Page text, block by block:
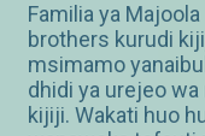
Familia ya
brothers kurudi
msimamo
dhidi ya urejeo
kijiji. Wakati huo